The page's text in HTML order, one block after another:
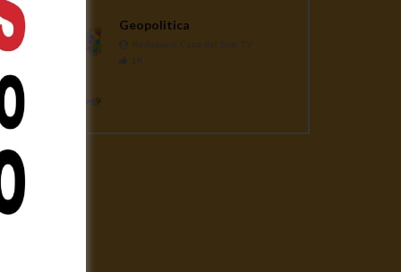
Geopolitica